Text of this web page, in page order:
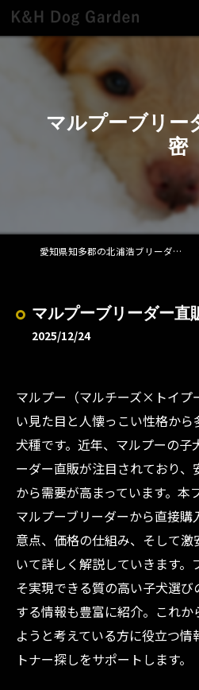
マルプーブリー
密
愛知県知多郡の北浦浩ブリーダーならK&H Dog Garden
マルプーブリーダー直
2025/12/24
マルプー（マルチーズ×トイプ
い見た目と人懐っこい性格か
犬種です。近年、マルプーの子
ーダー直販が注目されており、
から需要が高まっています。本
マルプーブリーダーから直接
意点、価格の仕組み、そして
いて詳しく解説していきます。
そ実現できる質の高い子犬選
する情報も豊富に紹介。これ
ようと考えている方に役立つ
トナー探しをサポートします。